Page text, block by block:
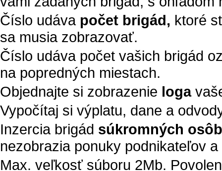
Číslo udáva počet brigád, ktoré
sa musia zobrazovať.
Číslo udáva počet vašich brigád
na popredných miestach.
Objednajte si zobrazenie loga
Vypočítaj si výplatu, dane a
Inzercia brigád súkromných osôb
nezobrazia ponuky podnikateľov
Max. veľkosť súboru 2Mb.